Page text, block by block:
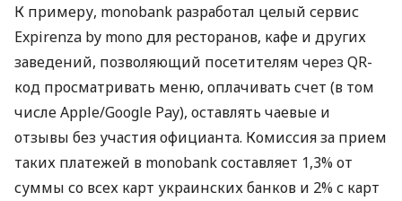
К примеру, monobank разработал целый сервис
Expirenza by mono для ресторанов, кафе и других
заведений, позволяющий посетителям через QR-
код просматривать меню, оплачивать счет (в том
числе Apple/Google Pay), оставлять чаевые и
отзывы без участия официанта. Комиссия за прием
таких платежей в monobank составляет 1,3% от
суммы со всех карт украинских банков и 2% с карт